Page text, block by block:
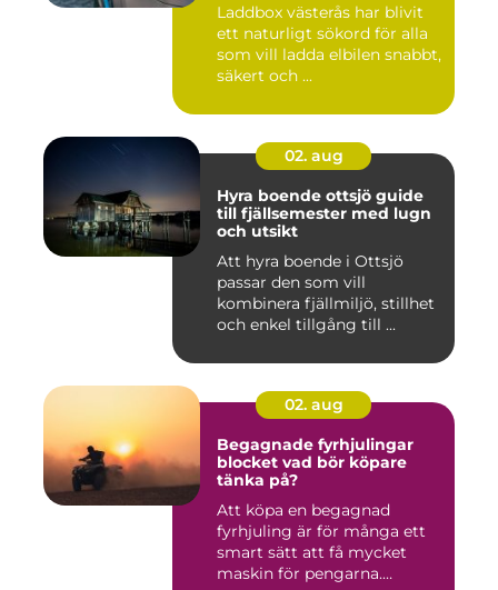
Laddbox västerås har blivit
ett naturligt sökord för alla
som vill ladda elbilen snabbt,
säkert och ...
02. aug
Hyra boende ottsjö guide
till fjällsemester med lugn
och utsikt
Att hyra boende i Ottsjö
passar den som vill
kombinera fjällmiljö, stillhet
och enkel tillgång till ...
02. aug
Begagnade fyrhjulingar
blocket vad bör köpare
tänka på?
Att köpa en begagnad
fyrhjuling är för många ett
smart sätt att få mycket
maskin för pengarna.